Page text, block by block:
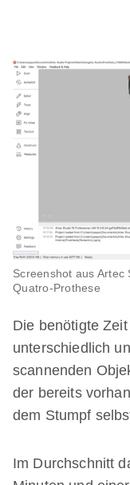
Screenshot aus Artec
Quatro-Prothese
Die benötigte
unterschiedlich
scannenden
der bereits
dem Stumpf
Im Durchschnitt